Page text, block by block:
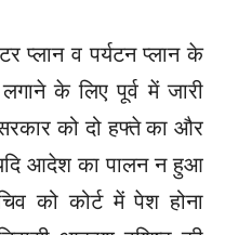
प्लान व पर्यटन प्लान के
के लिए पूर्व में जारी
को दो हफ्ते का और
आदेश का पालन न हुआ
को कोर्ट में पेश होना